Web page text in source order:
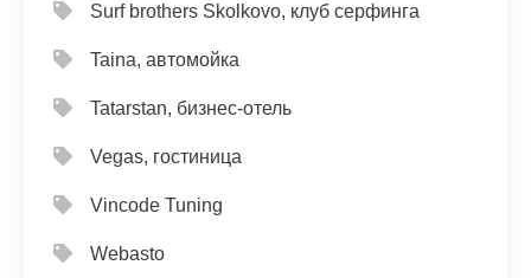
Surf brothers Skolkovo, клуб серфинга
Taina, автомойка
Tatarstan, бизнес-отель
Vegas, гостиница
Vincode Tuning
Webasto